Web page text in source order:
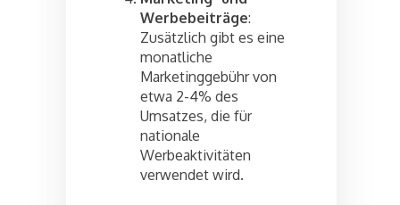
Werbebeiträge:
Zusätzlich gibt es eine
monatliche
Marketinggebühr von
etwa 2-4% des
Umsatzes, die für
nationale
Werbeaktivitäten
verwendet wird.